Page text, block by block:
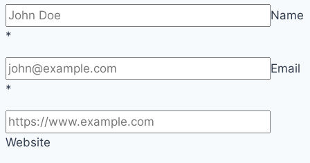
Name
*
Email
*
Website